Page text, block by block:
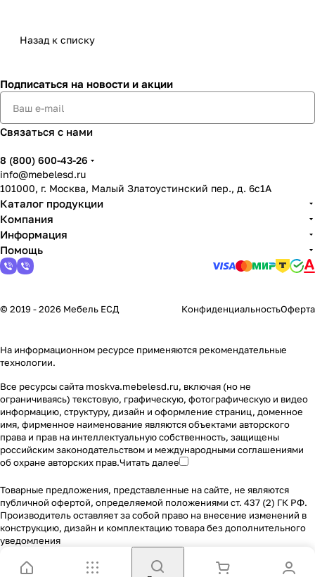
Назад к списку
Подписаться на новости и акции
Связаться с нами
8 (800) 600-43-26
info@mebelesd.ru
101000, г. Москва, Малый Златоустинский пер., д. 6с1А
Каталог продукции
Компания
Информация
Помощь
© 2019 - 2026 Мебель ЕСД КонфиденциальностьОферта
На информационном ресурсе применяются рекомендательные
технологии.
Все ресурсы сайта moskva.mebelesd.ru, включая (но не
ограничиваясь) текстовую, графическую, фотографическую и видео
информацию, структуру, дизайн и оформление страниц, доменное
имя, фирменное наименование являются объектами авторского
права и прав на интеллектуальную собственность, защищены
российским законодательством и международными соглашениями
об охране авторских прав.Читать далее
Товарные предложения, представленные на сайте, не являются
публичной офертой, определяемой положениями ст. 437 (2) ГК РФ.
Производитель оставляет за собой право на внесение изменений в
конструкцию, дизайн и комплектацию товара без дополнительного
уведомления